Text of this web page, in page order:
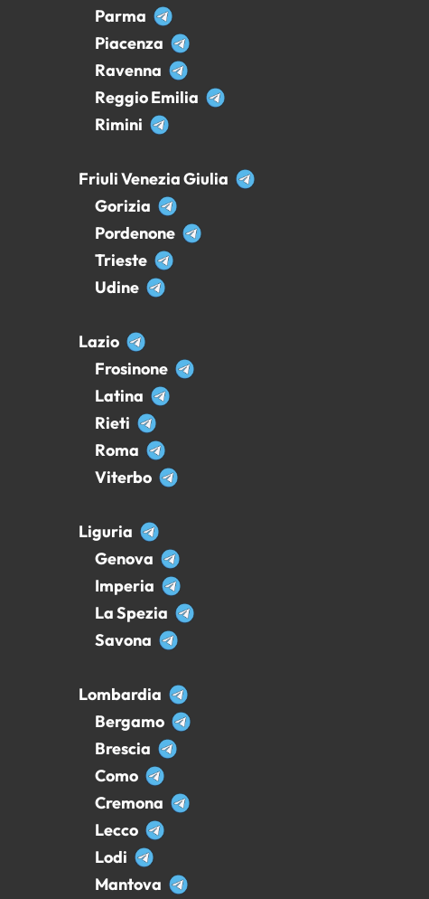
Parma
Piacenza
Ravenna
Reggio Emilia
Rimini
Friuli Venezia Giulia
Gorizia
Pordenone
Trieste
Udine
Lazio
Frosinone
Latina
Rieti
Roma
Viterbo
Liguria
Genova
Imperia
La Spezia
Savona
Lombardia
Bergamo
Brescia
Como
Cremona
Lecco
Lodi
Mantova